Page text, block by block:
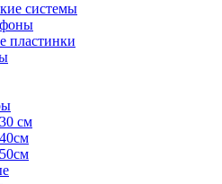
системы
пластинки
см